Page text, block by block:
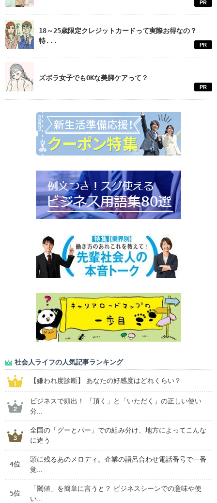
PR
18～25歳限定クレジットカードって実際お得なの？
特...
PR
ズボラ女子でもOKな美脚ケアって？
PR
社会人ライフの人気記事ランキング
【嫌われ度診断】 あなたの好感度はどれくらい？
ビジネスで頻出！ 「頂く」と「いただく」の正しい使い
分...
全国の「グーとパー」での組み分け、地方によってこんな
に違う
4位
頭に残るあのメロディ。企業の語呂合わせ電話番号で一番
覚...
5位
「閾値」を簡単に言うと？ ビジネスシーンでの意味や使
い...